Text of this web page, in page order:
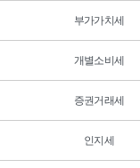
부가가치세
개별소비세
증권거래세
인지세